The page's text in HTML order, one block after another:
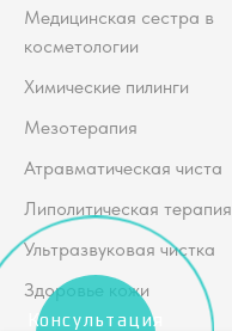
Медицинская сестра в
косметологии
Химические пилинги
Мезотерапия
Атравматическая чиста
Липолитическая терапия
Ультразвуковая чистка
Здоровье кожи
Консультация